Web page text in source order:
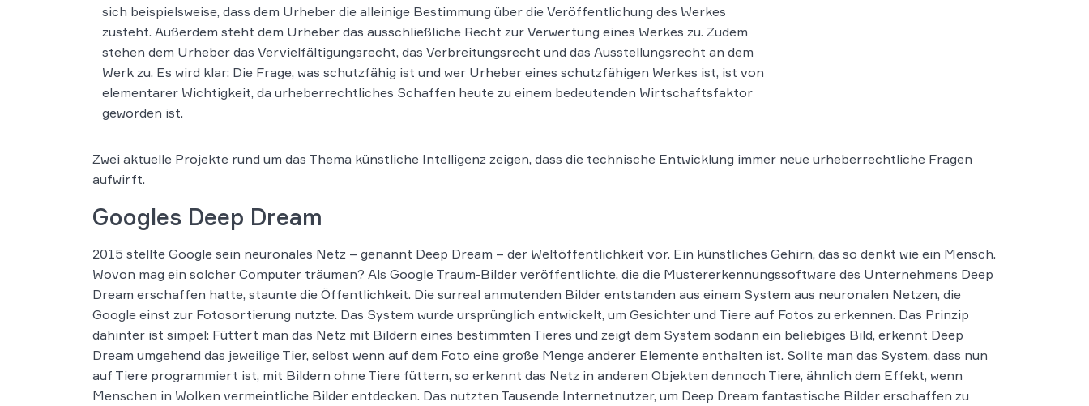
sich beispielsweise, dass dem Urheber die alleinige Bestimmung über die Veröffentlichung des Werkes
zusteht. Außerdem steht dem Urheber das ausschließliche Recht zur Verwertung eines Werkes zu. Zudem
stehen dem Urheber das Vervielfältigungsrecht, das Verbreitungsrecht und das Ausstellungsrecht an dem
Werk zu. Es wird klar: Die Frage, was schutzfähig ist und wer Urheber eines schutzfähigen Werkes ist, ist von
elementarer Wichtigkeit, da urheberrechtliches Schaffen heute zu einem bedeutenden Wirtschaftsfaktor
geworden ist.
Zwei aktuelle Projekte rund um das Thema künstliche Intelligenz zeigen, dass die technische Entwicklung immer neue urheberrechtliche Fragen
aufwirft.
Googles Deep Dream
2015 stellte Google sein neuronales Netz – genannt Deep Dream – der Weltöffentlichkeit vor. Ein künstliches Gehirn, das so denkt wie ein Mensch.
Wovon mag ein solcher Computer träumen? Als Google Traum-Bilder veröffentlichte, die die Mustererkennungssoftware des Unternehmens Deep
Dream erschaffen hatte, staunte die Öffentlichkeit. Die surreal anmutenden Bilder entstanden aus einem System aus neuronalen Netzen, die
Google einst zur Fotosortierung nutzte. Das System wurde ursprünglich entwickelt, um Gesichter und Tiere auf Fotos zu erkennen. Das Prinzip
dahinter ist simpel: Füttert man das Netz mit Bildern eines bestimmten Tieres und zeigt dem System sodann ein beliebiges Bild, erkennt Deep
Dream umgehend das jeweilige Tier, selbst wenn auf dem Foto eine große Menge anderer Elemente enthalten ist. Sollte man das System, dass nun
auf Tiere programmiert ist, mit Bildern ohne Tiere füttern, so erkennt das Netz in anderen Objekten dennoch Tiere, ähnlich dem Effekt, wenn
Menschen in Wolken vermeintliche Bilder entdecken. Das nutzten Tausende Internetnutzer, um Deep Dream fantastische Bilder erschaffen zu